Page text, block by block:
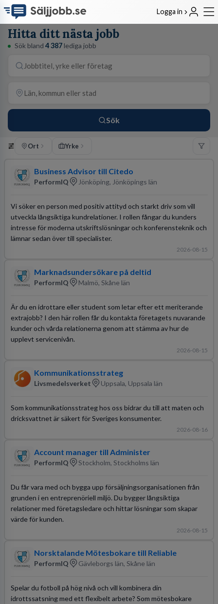
Logga in
Hitta ditt nästa jobb
Sök bland 4 387 lediga jobb
Sök
Ort Yrke
Business Advisor till Citedo
PerformIQ Jönköping, Jönköpings län
Vi söker en person med positiv attityd och starkt driv som vill
utveckla långsiktiga kundrelationer. I rollen fångar du kunders
intresse för moderna utskriftslösningar och konferensteknik och
lämnar sedan över till specialister.
2026-08-15
Marknadsundersökare på deltid
PerformIQ Malmö, Skåne län
Är du en idrottare eller student som letar efter ett meriterande
extrajobb? I den här rollen får du kontakta företagets nuvarande
kunder och vårda relationerna genom att stämma av hur de
upplevt servicenivån.
2026-08-15
Kommunikationsstrateg
Livsmedelsverket Uppsala, Uppsala län
Som kommunikationsstrateg hos oss bidrar du till att maten och
dricksvattnet är säkert för Sveriges konsumenter.
2026-08-16
Account manager till Administer
PerformIQ Stockholm, Stockholms län
Du får vara med och bygga upp försäljningsorganisationen från
grunden i en entreprenöriell miljö. Du bygger långsiktiga
relationer med företagsledare och hittar lösningar som skapar
värde för kunden.
2026-08-15
Norsktalande Mötesbokare till Reliable
PerformIQ Gävleborgs län, Skåne län
Spelar du fotboll på hög nivå och vill kombinera din
idrottssatsning med ett flexibelt arbete? Som mötesbokare